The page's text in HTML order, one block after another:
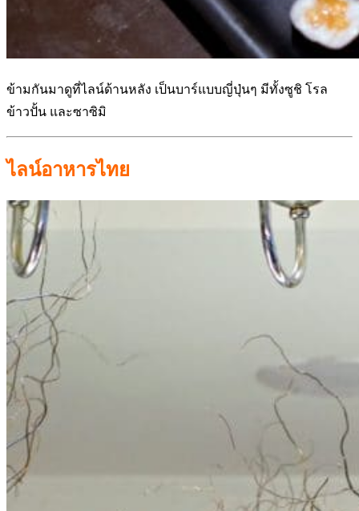
ข้ามกันมาดูที่ไลน์ด้านหลัง เป็นบาร์แบบญี่ปุ่นๆ มีทั้งซูชิ โรล
ข้าวปั้น และซาซิมิ
ไลน์อาหารไทย